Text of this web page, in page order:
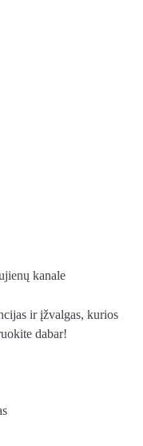
kanale
ir įžvalgas, kurios
dabar!